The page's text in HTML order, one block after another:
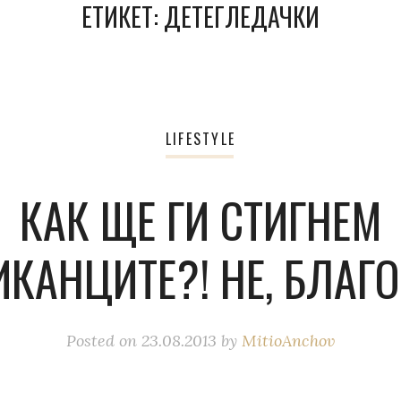
ЕТИКЕТ:ДЕТЕГЛЕДАЧКИ
LIFESTYLE
КАК ЩЕ ГИ СТИГНЕМ
НЕ,
Posted on 23.08.2013 by MitioAnchov